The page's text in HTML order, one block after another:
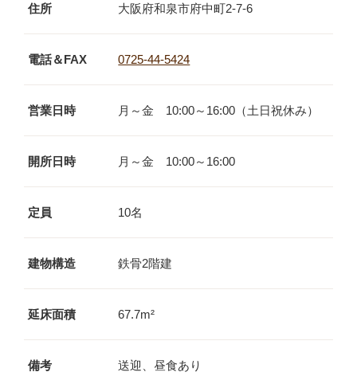
住所 大阪府和泉市府中町2-7-6
電話＆FAX 0725-44-5424
営業日時 月～金 10:00～16:00（土日祝休み）
開所日時 月～金 10:00～16:00
定員 10名
建物構造 鉄骨2階建
延床面積 67.7m²
備考 送迎、昼食あり